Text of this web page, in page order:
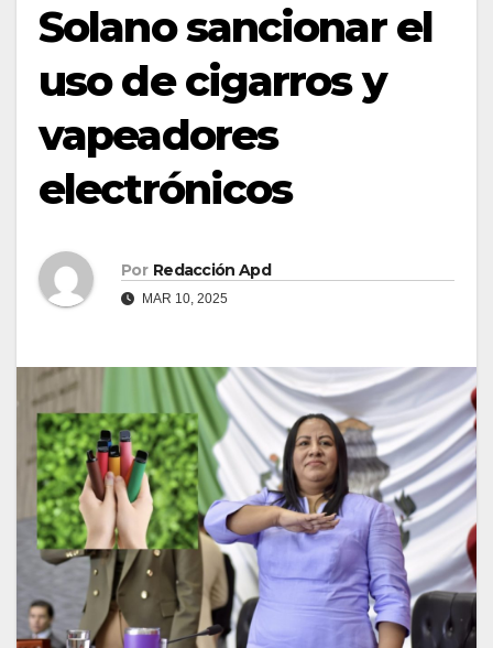
Solano sancionar el
uso de cigarros y
vapeadores
electrónicos
Por Redacción Apd
MAR 10, 2025